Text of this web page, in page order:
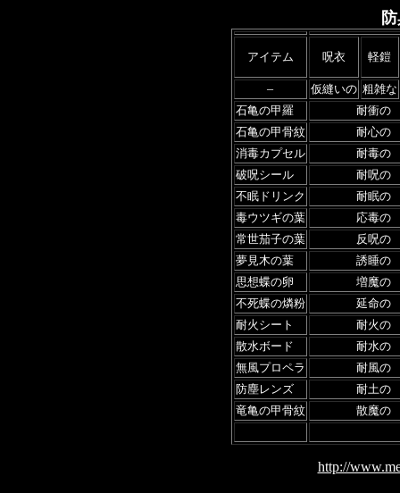
アイテム 呪衣 軽鎧
─ 仮縫いの 粗雑な
石亀の甲羅
耐衝の
石亀の甲骨紋
耐心の
消毒カプセル
耐毒の
破呪シール
耐呪の
不眠ドリンク
耐眠の
毒ウツギの葉
応毒の
常世茄子の葉
反呪の
夢見木の葉
誘睡の
思想蝶の卵
増魔の
不死蝶の燐粉
延命の
耐火シート
耐火の
散水ボード
耐水の
無風プロペラ
耐風の
防塵レンズ
耐土の
竜亀の甲骨紋
散魔の
http://